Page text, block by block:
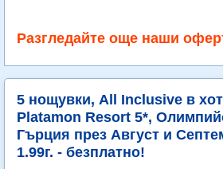
Разгледайте още наши
5 нощувки, All Inclusive в
Platamon Resort 5*,
Гърция през Август и
1.99г. - безплатно!